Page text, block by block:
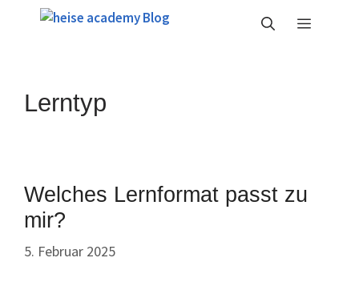
Menü
Lerntyp
Welches Lernformat passt zu
mir?
5. Februar 2025